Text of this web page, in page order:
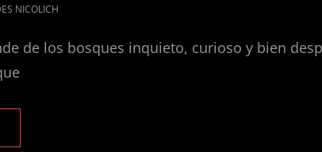
NICOLICH
de los bosques inquieto, curioso y bien